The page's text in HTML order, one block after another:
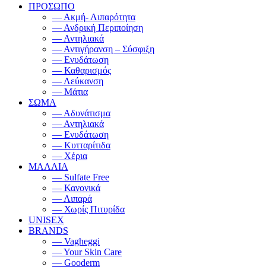
ΠΡΟΣΩΠΟ
— Ακμή- Λιπαρότητα
— Ανδρική Περιποίηση
— Αντηλιακά
— Αντιγήρανση – Σύσφιξη
— Ενυδάτωση
— Καθαρισμός
— Λεύκανση
— Μάτια
ΣΩΜΑ
— Αδυνάτισμα
— Αντηλιακά
— Ενυδάτωση
— Κυτταρίτιδα
— Χέρια
ΜΑΛΛΙΑ
— Sulfate Free
— Κανονικά
— Λιπαρά
— Χωρίς Πιτυρίδα
UNISEX
BRANDS
— Vagheggi
— Your Skin Care
— Gooderm